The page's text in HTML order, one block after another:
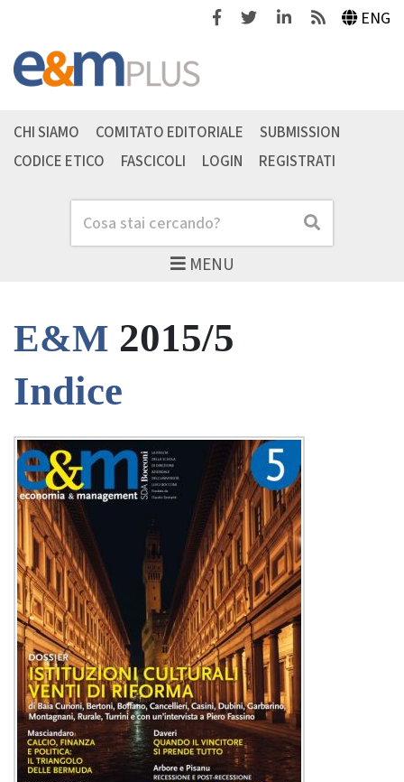
FacebookTwitterLinkedinFeeds ENG
MENU
Cerca Cerca
CHI SIAMO COMITATO EDITORIALE
SUBMISSION
CODICE ETICO
FASCICOLI LOGIN REGISTRATI
E&M 2015/5
Indice